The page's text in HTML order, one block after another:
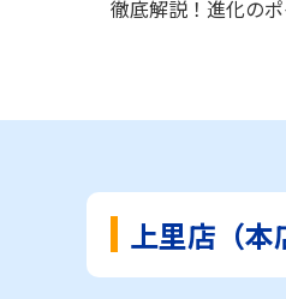
徹底解説！進化の
上里店（本